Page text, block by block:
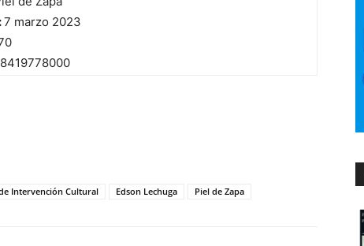
7 marzo 2023
Intervención Cultural Edson Lechuga Piel de Zapa